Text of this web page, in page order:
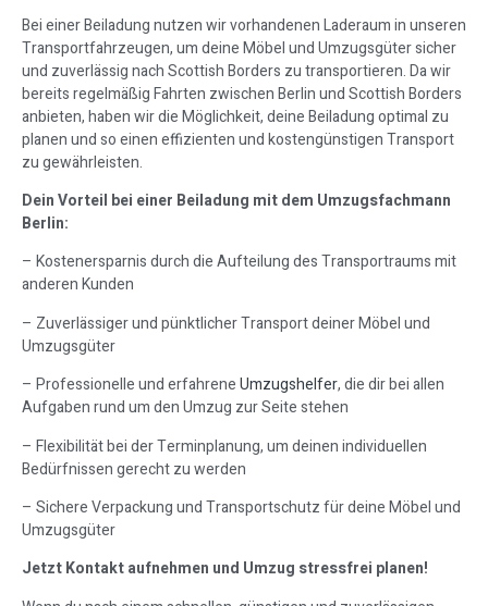
Bei einer Beiladung nutzen wir vorhandenen Laderaum in unseren
Transportfahrzeugen, um deine Möbel und Umzugsgüter sicher
und zuverlässig nach Scottish Borders zu transportieren. Da wir
bereits regelmäßig Fahrten zwischen Berlin und Scottish Borders
anbieten, haben wir die Möglichkeit, deine Beiladung optimal zu
planen und so einen effizienten und kostengünstigen Transport
zu gewährleisten.
Dein Vorteil bei einer Beiladung mit dem Umzugsfachmann
Berlin:
– Kostenersparnis durch die Aufteilung des Transportraums mit
anderen Kunden
– Zuverlässiger und pünktlicher Transport deiner Möbel und
Umzugsgüter
– Professionelle und erfahreneUmzugshelfer, die dir bei allen
Aufgaben rund um den Umzug zur Seite stehen
– Flexibilität bei der Terminplanung, um deinen individuellen
Bedürfnissen gerecht zu werden
– Sichere Verpackung und Transportschutz für deine Möbel und
Umzugsgüter
Jetzt Kontakt aufnehmen und Umzug stressfrei planen!